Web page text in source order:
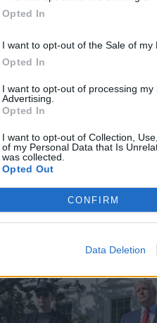
Opted In
I want to opt-out of the Sale of my
Opted In
I want to opt-out of processing
Advertising.
Opted In
I want to opt-out of Collection,
of my Personal Data that Is
was collected.
Opted Out
CONFIRM
Data Deletion